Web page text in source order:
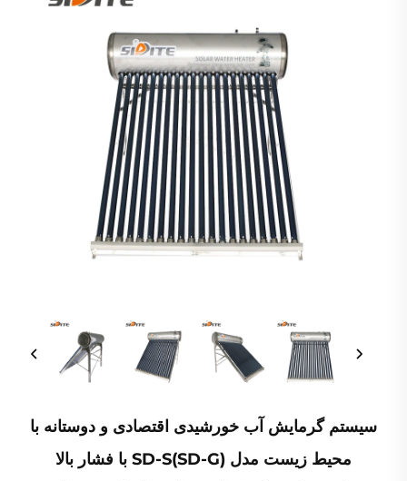
سیستم گرمایش آب خورشیدی اقتصادی و دوستانه با
محیط زیست مدل SD-S(SD-G) با فشار بالا